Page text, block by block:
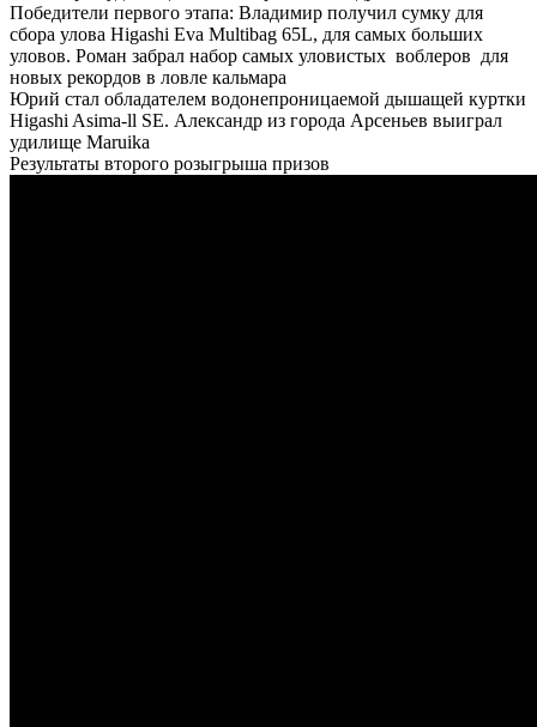
Победители первого этапа: Владимир получил сумку для
сбора улова Higashi Eva Multibag 65L, для самых больших
уловов. Роман забрал набор самых уловистых воблеров для
новых рекордов в ловле кальмара
Юрий стал обладателем водонепроницаемой дышащей куртки
Higashi Asima-ll SE. Александр из города Арсеньев выиграл
удилище Maruika
Результаты второго розыгрыша призов